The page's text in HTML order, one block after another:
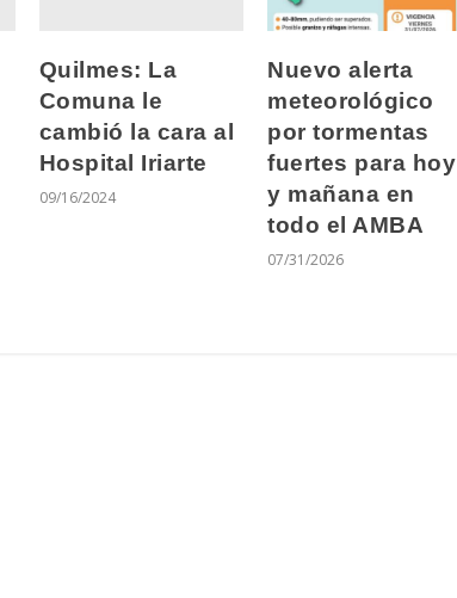
Quilmes: La
Comuna le
cambió la cara al
Hospital Iriarte
09/16/2024
Nuevo alerta
meteorológico
por tormentas
fuertes para hoy
y mañana en
todo el AMBA
07/31/2026